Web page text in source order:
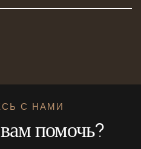
С НАМИ
помочь?